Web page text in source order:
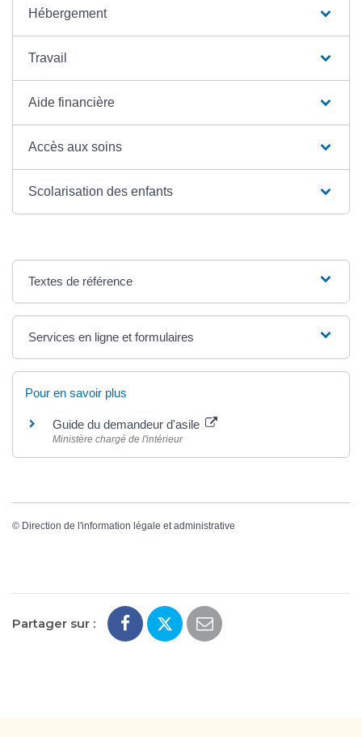
Hébergement
Travail
Aide financière
Accès aux soins
Scolarisation des enfants
Textes de référence
Services en ligne et formulaires
Pour en savoir plus
Guide du demandeur d'asile
Ministère chargé de l'intérieur
© Direction de l'information légale et administrative
Partager sur :